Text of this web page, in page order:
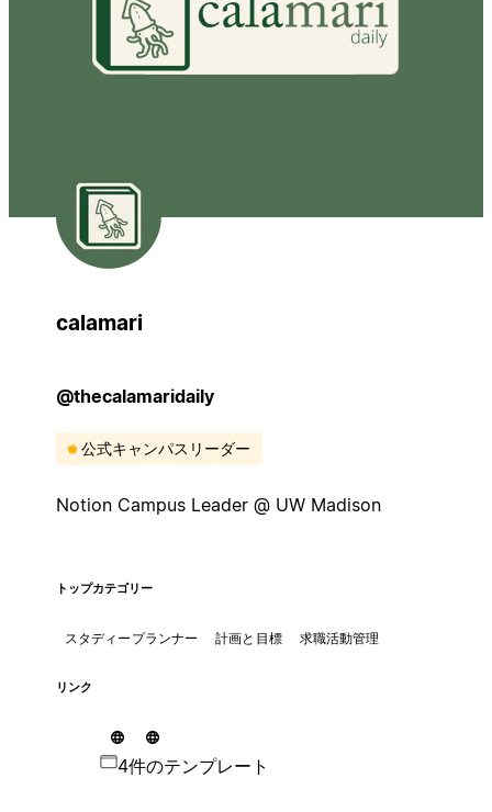
calamari
@thecalamaridaily
公式キャンパスリーダー
Notion Campus Leader @ UW Madison
トップカテゴリー
スタディープランナー 計画と目標 求職活動管理
リンク
4件のテンプレート